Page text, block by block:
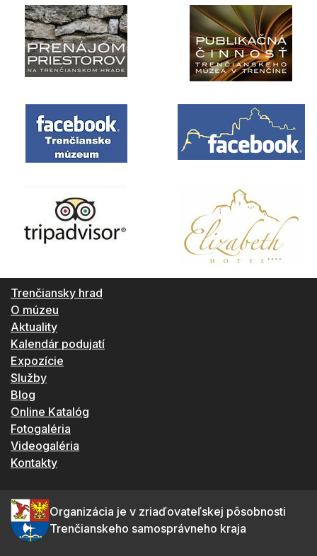
Trenčiansky hrad
O múzeu
Aktuality
Kalendár podujatí
Expozície
Služby
Blog
Online Katalóg
Fotogaléria
Videogaléria
Kontakty
Organizácia je v zriaďovateľskej pôsobnosti
Trenčianskeho samosprávneho kraja